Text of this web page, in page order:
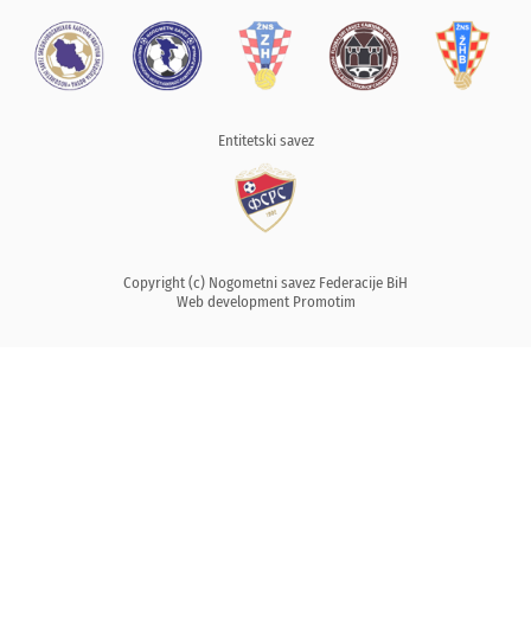
Entitetski savez
Copyright (c) Nogometni savez Federacije BiH
Web development Promotim